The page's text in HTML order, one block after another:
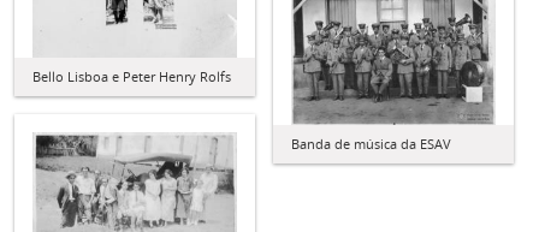
Bello Lisboa e Peter Henry Rolfs
Banda de música da ESAV